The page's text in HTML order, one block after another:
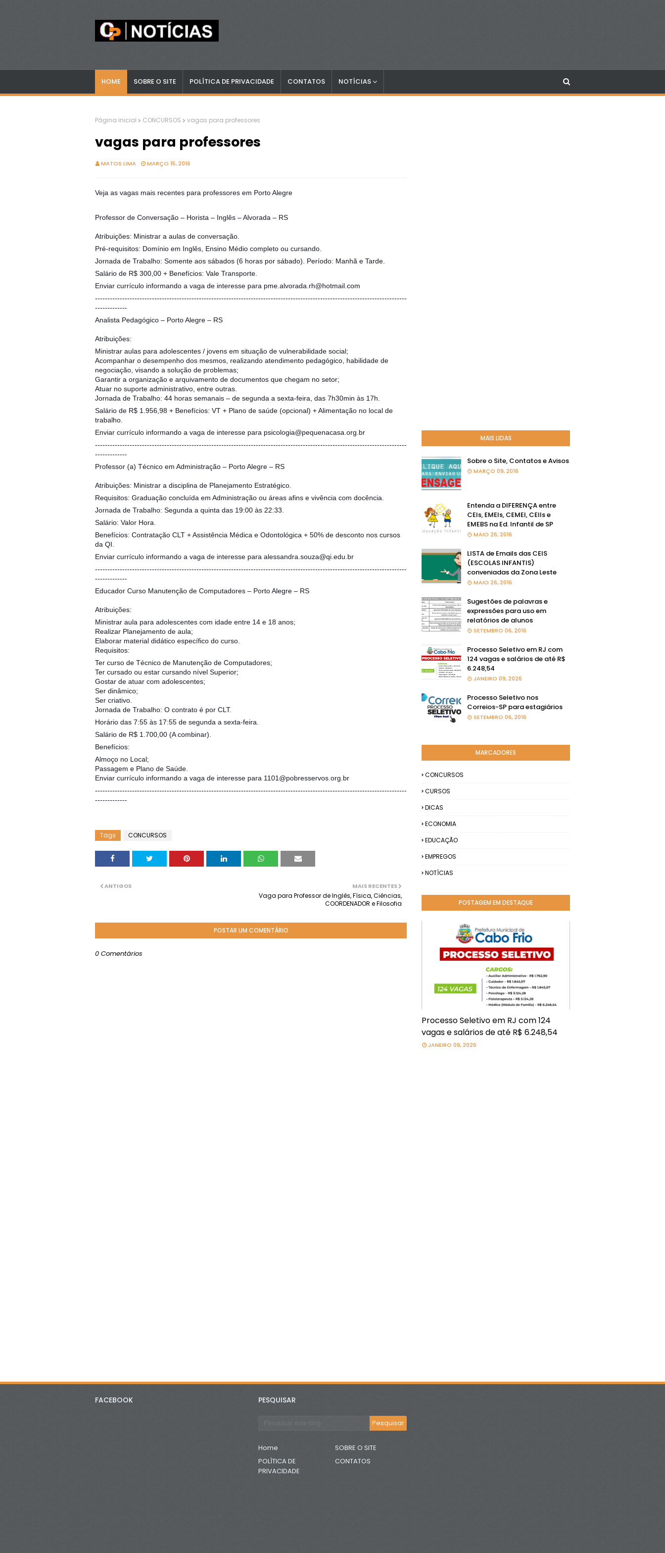
HOME SOBRE O SITE POLÍTICA DE PRIVACIDADE CONTATOS NOTÍCIAS
Página inicial CONCURSOS vagas para professores
vagas para professores
MATOS LIMA MARÇO 15, 2016
Veja as vagas mais recentes para professores em Porto Alegre
Professor de Conversação – Horista – Inglês – Alvorada – RS
Atribuições: Ministrar a aulas de conversação.
Pré-requisitos: Domínio em Inglês, Ensino Médio completo ou cursando.
Jornada de Trabalho: Somente aos sábados (6 horas por sábado). Período: Manhã e Tarde.
Salário de R$ 300,00 + Benefícios: Vale Transporte.
Enviar currículo informando a vaga de interesse para pme.alvorada.rh@hotmail.com
------------------------------------------------------------------------------------------------------------------------------
-------------
Analista Pedagógico – Porto Alegre – RS
Atribuições:
Ministrar aulas para adolescentes / jovens em situação de vulnerabilidade social;
Acompanhar o desempenho dos mesmos, realizando atendimento pedagógico, habilidade de
negociação, visando a solução de problemas;
Garantir a organização e arquivamento de documentos que chegam no setor;
Atuar no suporte administrativo, entre outras.
Jornada de Trabalho: 44 horas semanais – de segunda a sexta-feira, das 7h30min às 17h.
Salário de R$ 1.956,98 + Benefícios: VT + Plano de saúde (opcional) + Alimentação no local de
trabalho.
Enviar currículo informando a vaga de interesse para psicologia@pequenacasa.org.br
------------------------------------------------------------------------------------------------------------------------------
-------------
Professor (a) Técnico em Administração – Porto Alegre – RS
Atribuições: Ministrar a disciplina de Planejamento Estratégico.
Requisitos: Graduação concluída em Administração ou áreas afins e vivência com docência.
Jornada de Trabalho: Segunda a quinta das 19:00 às 22:33.
Salário: Valor Hora.
Benefícios: Contratação CLT + Assistência Médica e Odontológica + 50% de desconto nos cursos
da QI.
Enviar currículo informando a vaga de interesse para alessandra.souza@qi.edu.br
------------------------------------------------------------------------------------------------------------------------------
-------------
Educador Curso Manutenção de Computadores – Porto Alegre – RS
Atribuições:
Ministrar aula para adolescentes com idade entre 14 e 18 anos;
Realizar Planejamento de aula;
Elaborar material didático específico do curso.
Requisitos:
Ter curso de Técnico de Manutenção de Computadores;
Ter cursado ou estar cursando nível Superior;
Gostar de atuar com adolescentes;
Ser dinâmico;
Ser criativo.
Jornada de Trabalho: O contrato é por CLT.
Horário das 7:55 às 17:55 de segunda a sexta-feira.
Salário de R$ 1.700,00 (A combinar).
Benefícios:
Almoço no Local;
Passagem e Plano de Saúde.
Enviar currículo informando a vaga de interesse para 1101@pobresservos.org.br
------------------------------------------------------------------------------------------------------------------------------
-------------
Tags CONCURSOS
MAIS RECENTES
Vaga para Professor de Inglês, Física, Ciências,
COORDENADOR e Filosofia
ANTIGOS
POSTAR UM COMENTÁRIO
0 Comentários
MAIS LIDAS
Sobre o Site, Contatos e Avisos
MARÇO 09, 2016
Entenda a DIFERENÇA entre
CEIs, EMEIs, CEMEI, CEIIs e
EMEBS na Ed. Infantil de SP
MAIO 26, 2016
LISTA de Emails das CEIS
(ESCOLAS INFANTIS)
conveniadas da Zona Leste
MAIO 26, 2016
Sugestões de palavras e
expressões para uso em
relatórios de alunos
SETEMBRO 06, 2016
Processo Seletivo em RJ com
124 vagas e salários de até R$
6.248,54
JANEIRO 09, 2026
Processo Seletivo nos
Correios-SP para estagiários
SETEMBRO 06, 2016
MARCADORES
CONCURSOS
CURSOS
DICAS
ECONOMIA
EDUCAÇÃO
EMPREGOS
NOTÍCIAS
POSTAGEM EM DESTAQUE
Processo Seletivo em RJ com 124
vagas e salários de até R$ 6.248,54
JANEIRO 09, 2026
FACEBOOK PESQUISAR
Home
SOBRE O SITE
POLÍTICA DE
PRIVACIDADE
CONTATOS